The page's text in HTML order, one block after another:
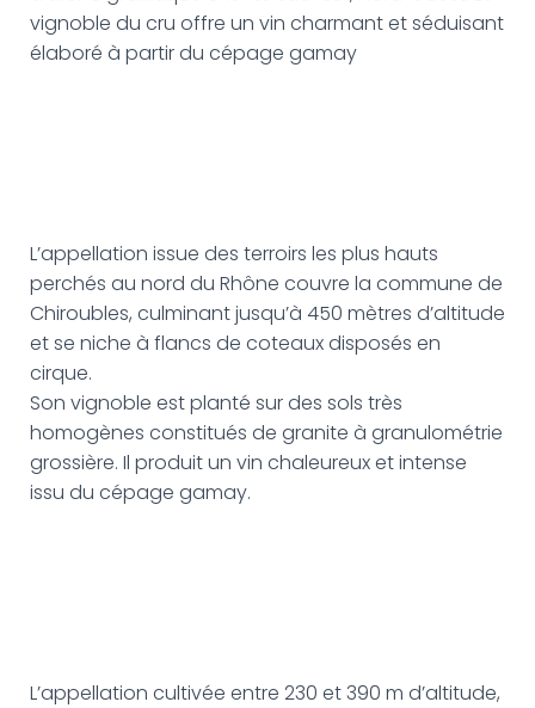
vignoble du cru offre un vin charmant et séduisant
élaboré à partir du cépage gamay
L’appellation issue des terroirs les plus hauts
perchés au nord du Rhône couvre la commune de
Chiroubles, culminant jusqu’à 450 mètres d’altitude
et se niche à flancs de coteaux disposés en
cirque.
Son vignoble est planté sur des sols très
homogènes constitués de granite à granulométrie
grossière. Il produit un vin chaleureux et intense
issu du cépage gamay.
L’appellation cultivée entre 230 et 390 m d’altitude,